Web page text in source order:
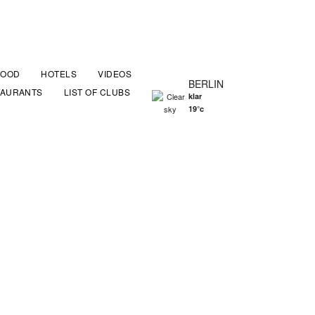
BERLIN
klar
19°c
HOTELS
VIDEOS
LIST OF CLUBS